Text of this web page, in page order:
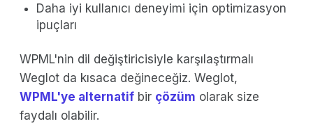
Daha iyi kullanıcı deneyimi için optimizasyon
ipuçları
WPML'nin dil değiştiricisiyle karşılaştırmalı
Weglot da kısaca değineceğiz. Weglot,
WPML'ye alternatif bir çözüm olarak size
faydalı olabilir.